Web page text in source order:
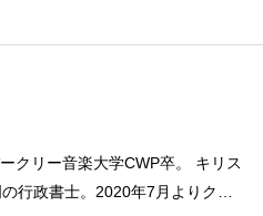
クリー音楽大学CWP卒。 キリス
行政書士。2020年7月よりクリ